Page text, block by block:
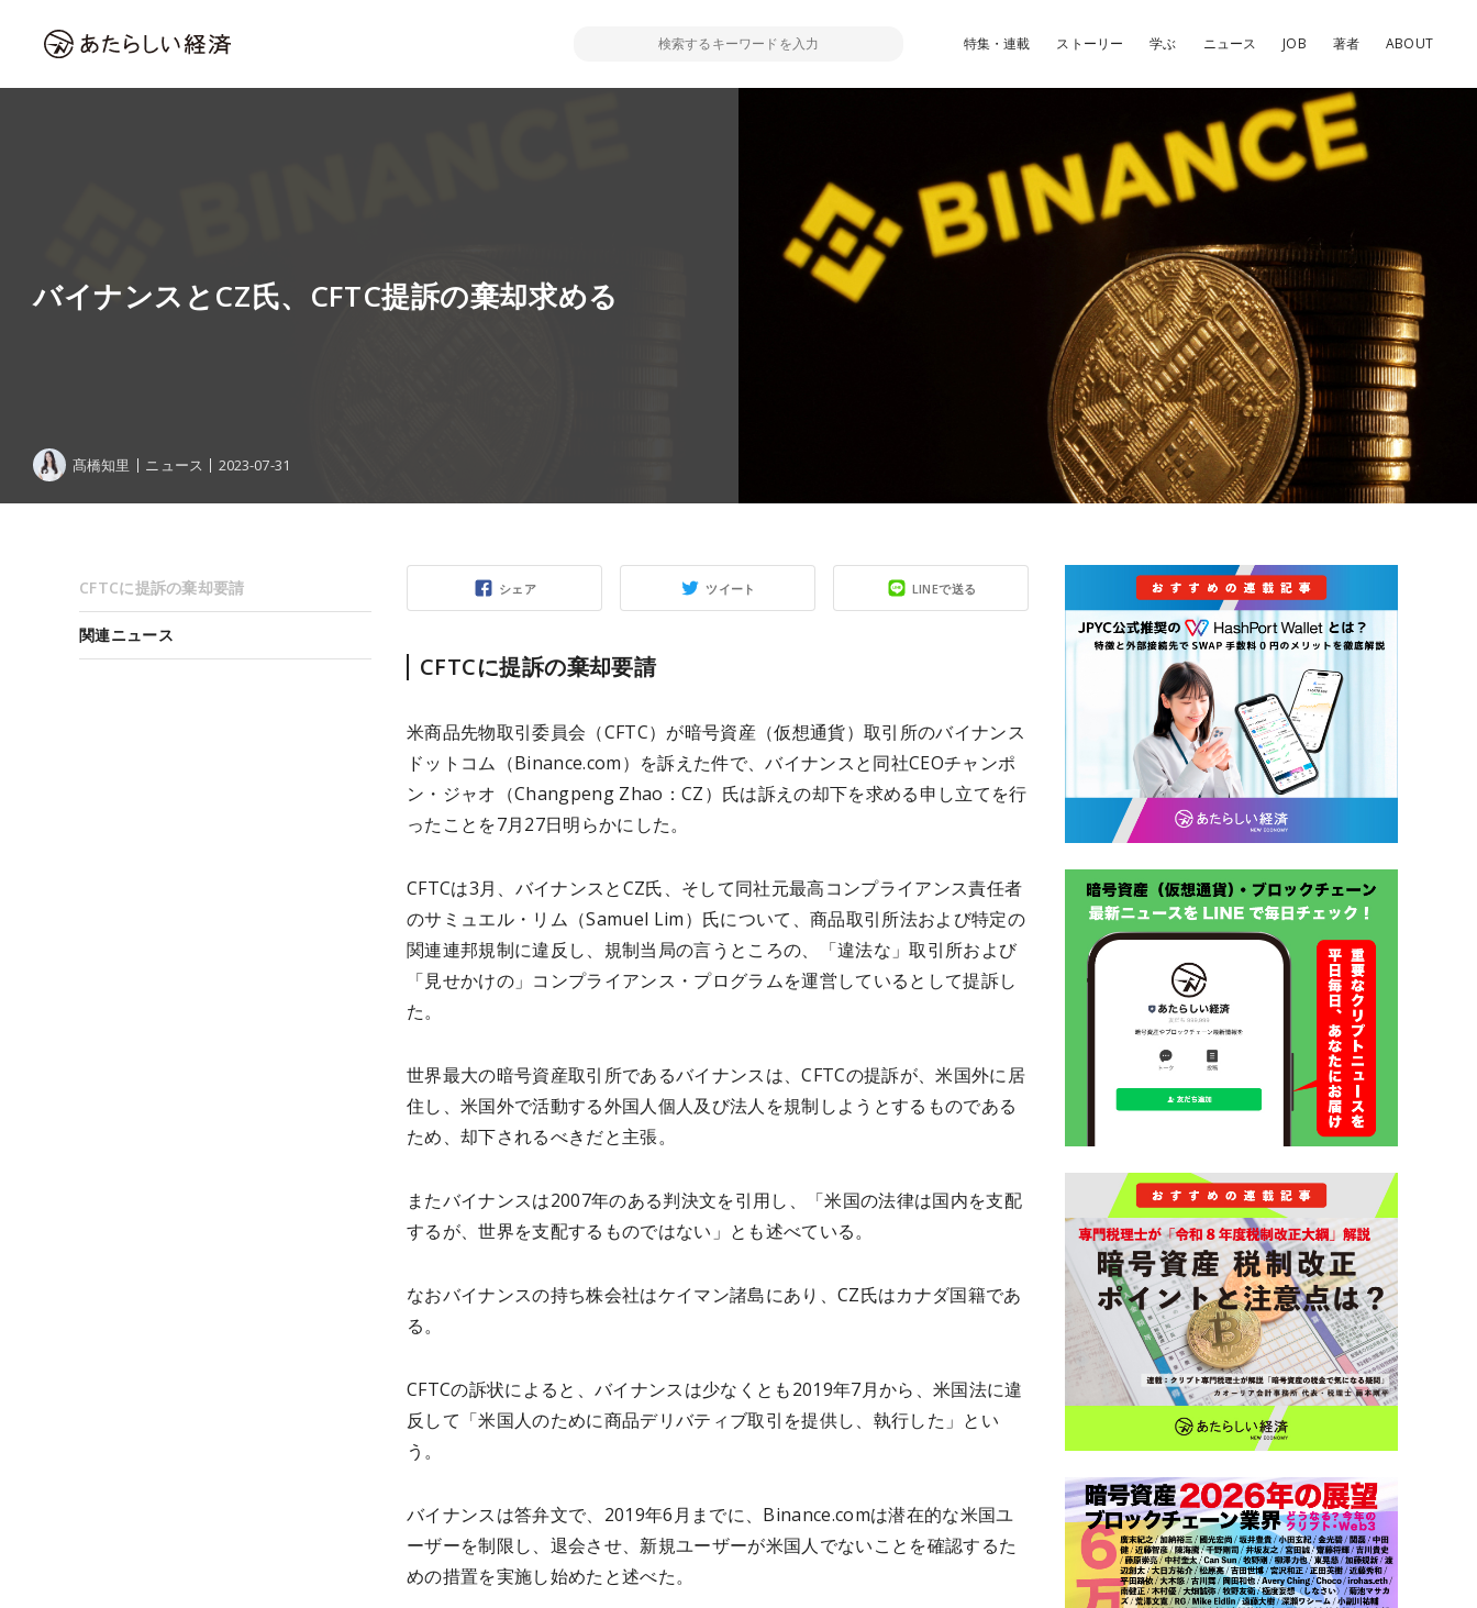
特集・連載 ストーリー 学ぶ ニュース JOB 著者 ABOUT
バイナンスとCZ氏、CFTC提訴の棄却求める
髙橋知里 ニュース 2023-07-31
シェア ツイート LINEで送る
CFTCに提訴の棄却要請
米商品先物取引委員会（CFTC）が暗号資産（仮想通貨）取引所のバイナンス
ドットコム（Binance.com）を訴えた件で、バイナンスと同社CEOチャンポ
ン・ジャオ（Changpeng Zhao：CZ）氏は訴えの却下を求める申し立てを行
ったことを7月27日明らかにした。
CFTCは3月、バイナンスとCZ氏、そして同社元最高コンプライアンス責任者
のサミュエル・リム（Samuel Lim）氏について、商品取引所法および特定の
関連連邦規制に違反し、規制当局の言うところの、「違法な」取引所および
「見せかけの」コンプライアンス・プログラムを運営しているとして提訴し
た。
世界最大の暗号資産取引所であるバイナンスは、CFTCの提訴が、米国外に居
住し、米国外で活動する外国人個人及び法人を規制しようとするものである
ため、却下されるべきだと主張。
またバイナンスは2007年のある判決文を引用し、「米国の法律は国内を支配
するが、世界を支配するものではない」とも述べている。
なおバイナンスの持ち株会社はケイマン諸島にあり、CZ氏はカナダ国籍であ
る。
CFTCの訴状によると、バイナンスは少なくとも2019年7月から、米国法に違
反して「米国人のために商品デリバティブ取引を提供し、執行した」とい
う。
バイナンスは答弁文で、2019年6月までに、Binance.comは潜在的な米国ユ
ーザーを制限し、退会させ、新規ユーザーが米国人でないことを確認するた
めの措置を実施し始めたと述べた。
CFTCに提訴の棄却要請
関連ニュース